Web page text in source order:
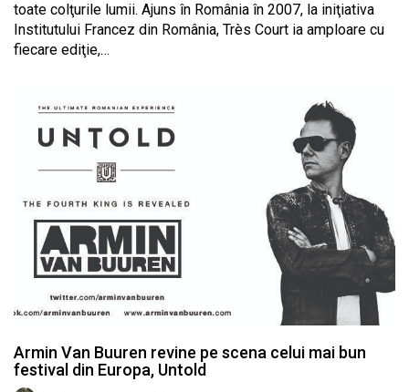
toate colţurile lumii. Ajuns în România în 2007, la iniţiativa
Institutului Francez din România, Très Court ia amploare cu
fiecare ediţie,…
Armin Van Buuren revine pe scena celui mai bun
festival din Europa, Untold